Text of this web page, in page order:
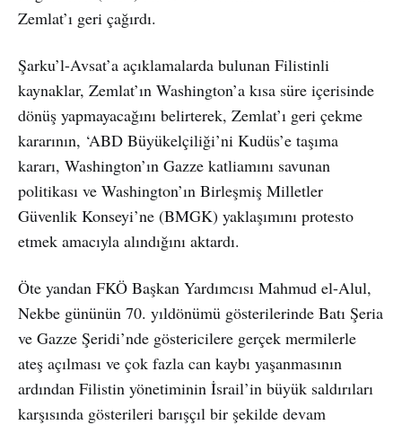
Zemlat’ı geri çağırdı.
Şarku’l-Avsat’a açıklamalarda bulunan Filistinli
kaynaklar, Zemlat’ın Washington’a kısa süre içerisinde
dönüş yapmayacağını belirterek, Zemlat’ı geri çekme
kararının, ‘ABD Büyükelçiliği’ni Kudüs’e taşıma
kararı, Washington’ın Gazze katliamını savunan
politikası ve Washington’ın Birleşmiş Milletler
Güvenlik Konseyi’ne (BMGK) yaklaşımını protesto
etmek amacıyla alındığını aktardı.
Öte yandan FKÖ Başkan Yardımcısı Mahmud el-Alul,
Nekbe gününün 70. yıldönümü gösterilerinde Batı Şeria
ve Gazze Şeridi’nde göstericilere gerçek mermilerle
ateş açılması ve çok fazla can kaybı yaşanmasının
ardından Filistin yönetiminin İsrail’in büyük saldırıları
karşısında gösterileri barışçıl bir şekilde devam